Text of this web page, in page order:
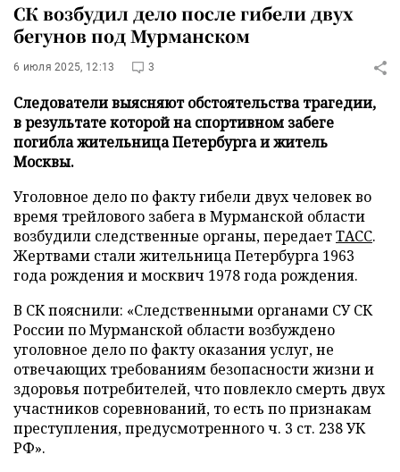
СК возбудил дело после гибели двух
бегунов под Мурманском
6 июля 2025, 12:13 3
Следователи выясняют обстоятельства трагедии,
в результате которой на спортивном забеге
погибла жительница Петербурга и житель
Москвы.
Уголовное дело по факту гибели двух человек во
время трейлового забега в Мурманской области
возбудили следственные органы, передаетТАСС.
Жертвами стали жительница Петербурга 1963
года рождения и москвич 1978 года рождения.
В СК пояснили: «Следственными органами СУ СК
России по Мурманской области возбуждено
уголовное дело по факту оказания услуг, не
отвечающих требованиям безопасности жизни и
здоровья потребителей, что повлекло смерть двух
участников соревнований, то есть по признакам
преступления, предусмотренного ч. 3 ст. 238 УК
РФ».